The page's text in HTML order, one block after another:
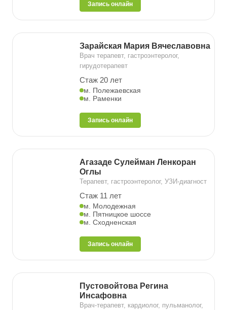
Запись онлайн
Зарайская Мария Вячеславовна
Врач терапевт, гастроэнтеролог,
гирудотерапевт
Стаж 20 лет
м. Полежаевская
м. Раменки
Запись онлайн
Агазаде Сулейман Ленкоран
Оглы
Терапевт, гастроэнтеролог, УЗИ-диагност
Стаж 11 лет
м. Молодежная
м. Пятницкое шоссе
м. Сходненская
Запись онлайн
Пустовойтова Регина
Инсафовна
Врач-терапевт, кардиолог, пульманолог,